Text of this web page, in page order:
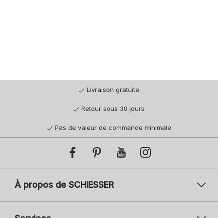
Livraison gratuite
Retour sous 30 jours
Pas de valeur de commande minimale
À propos de SCHIESSER